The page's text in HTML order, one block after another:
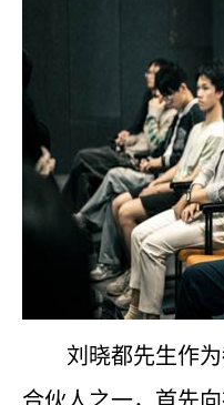
刘晓都先生作